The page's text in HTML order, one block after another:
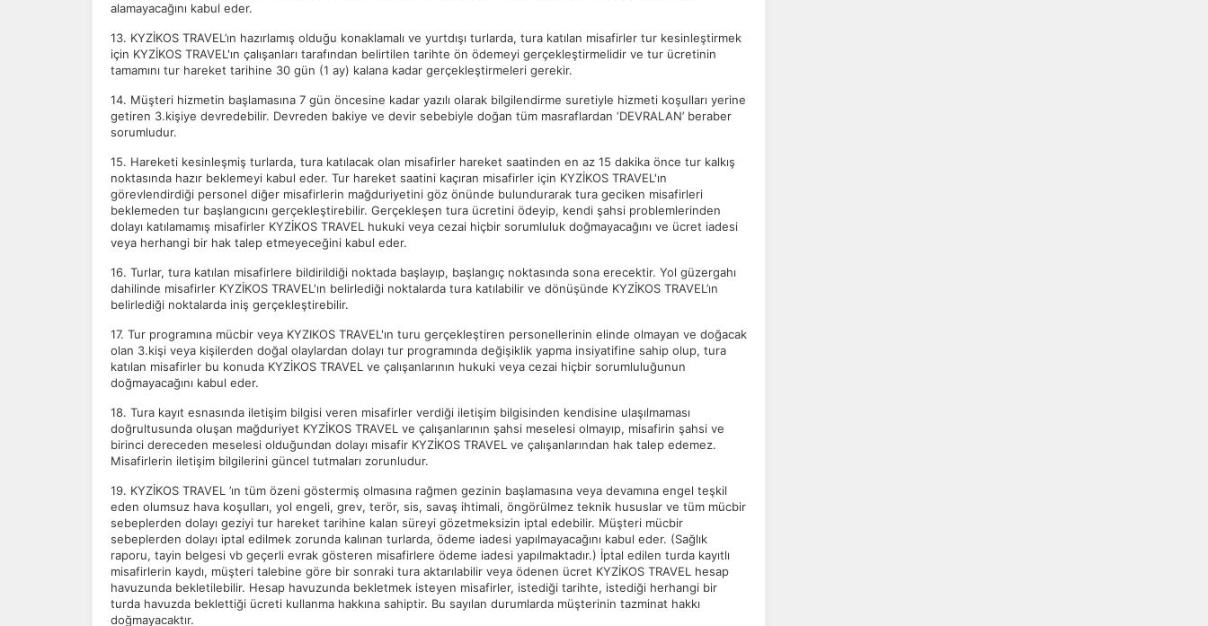
alamayacağını kabul eder.
13. KYZİKOS TRAVEL’ın hazırlamış olduğu konaklamalı ve yurtdışı turlarda, tura katılan misafirler tur kesinleştirmek
için KYZİKOS TRAVEL'ın çalışanları tarafından belirtilen tarihte ön ödemeyi gerçekleştirmelidir ve tur ücretinin
tamamını tur hareket tarihine 30 gün (1 ay) kalana kadar gerçekleştirmeleri gerekir.
14. Müşteri hizmetin başlamasına 7 gün öncesine kadar yazılı olarak bilgilendirme suretiyle hizmeti koşulları yerine
getiren 3.kişiye devredebilir. Devreden bakiye ve devir sebebiyle doğan tüm masraflardan ‘DEVRALAN’ beraber
sorumludur.
15. Hareketi kesinleşmiş turlarda, tura katılacak olan misafirler hareket saatinden en az 15 dakika önce tur kalkış
noktasında hazır beklemeyi kabul eder. Tur hareket saatini kaçıran misafirler için KYZİKOS TRAVEL'ın
görevlendirdiği personel diğer misafirlerin mağduriyetini göz önünde bulundurarak tura geciken misafirleri
beklemeden tur başlangıcını gerçekleştirebilir. Gerçekleşen tura ücretini ödeyip, kendi şahsi problemlerinden
dolayı katılamamış misafirler KYZİKOS TRAVEL hukuki veya cezai hiçbir sorumluluk doğmayacağını ve ücret iadesi
veya herhangi bir hak talep etmeyeceğini kabul eder.
16. Turlar, tura katılan misafirlere bildirildiği noktada başlayıp, başlangıç noktasında sona erecektir. Yol güzergahı
dahilinde misafirler KYZİKOS TRAVEL'ın belirlediği noktalarda tura katılabilir ve dönüşünde KYZİKOS TRAVEL’ın
belirlediği noktalarda iniş gerçekleştirebilir.
17. Tur programına mücbir veya KYZIKOS TRAVEL'ın turu gerçekleştiren personellerinin elinde olmayan ve doğacak
olan 3.kişi veya kişilerden doğal olaylardan dolayı tur programında değişiklik yapma insiyatifine sahip olup, tura
katılan misafirler bu konuda KYZİKOS TRAVEL ve çalışanlarının hukuki veya cezai hiçbir sorumluluğunun
doğmayacağını kabul eder.
18. Tura kayıt esnasında iletişim bilgisi veren misafirler verdiği iletişim bilgisinden kendisine ulaşılmaması
doğrultusunda oluşan mağduriyet KYZİKOS TRAVEL ve çalışanlarının şahsi meselesi olmayıp, misafirin şahsi ve
birinci dereceden meselesi olduğundan dolayı misafir KYZİKOS TRAVEL ve çalışanlarından hak talep edemez.
Misafirlerin iletişim bilgilerini güncel tutmaları zorunludur.
19. KYZİKOS TRAVEL ’ın tüm özeni göstermiş olmasına rağmen gezinin başlamasına veya devamına engel teşkil
eden olumsuz hava koşulları, yol engeli, grev, terör, sis, savaş ihtimali, öngörülmez teknik hususlar ve tüm mücbir
sebeplerden dolayı geziyi tur hareket tarihine kalan süreyi gözetmeksizin iptal edebilir. Müşteri mücbir
sebeplerden dolayı iptal edilmek zorunda kalınan turlarda, ödeme iadesi yapılmayacağını kabul eder. (Sağlık
raporu, tayin belgesi vb geçerli evrak gösteren misafirlere ödeme iadesi yapılmaktadır.) İptal edilen turda kayıtlı
misafirlerin kaydı, müşteri talebine göre bir sonraki tura aktarılabilir veya ödenen ücret KYZİKOS TRAVEL hesap
havuzunda bekletilebilir. Hesap havuzunda bekletmek isteyen misafirler, istediği tarihte, istediği herhangi bir
turda havuzda beklettiği ücreti kullanma hakkına sahiptir. Bu sayılan durumlarda müşterinin tazminat hakkı
doğmayacaktır.